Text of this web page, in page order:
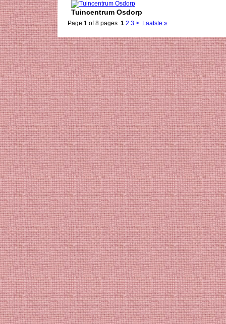
Tuincentrum Osdorp
Page 1 of 8 pages 1 2 3 > Laatste »